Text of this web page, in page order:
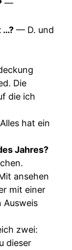
—
…? — D. und
Die
die ich
hat ein
Jahres?
ansehen
mit einer
Ausweis
zwei:
dieser